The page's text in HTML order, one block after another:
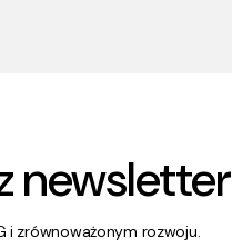
newsletter
i zrównoważonym rozwoju.